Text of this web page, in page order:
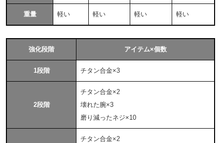
重量 軽い 軽い 軽い 軽い
強化段階 アイテム×個数
1段階 チタン合金×3
2段階
チタン合金×2
壊れた腕×3
磨り減ったネジ×10
チタン合金×2